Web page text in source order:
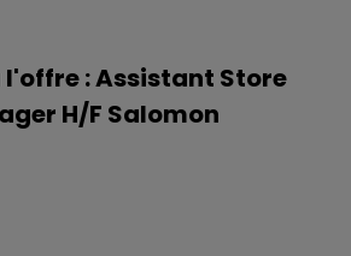
l'offre : Assistant Store
H/F Salomon